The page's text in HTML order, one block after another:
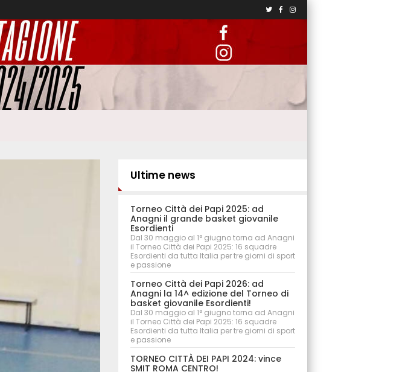
Ultime news
Torneo Città dei Papi 2025: ad
Anagni il grande basket giovanile
Esordienti
Dal 30 maggio al 1° giugno torna ad Anagni
il Torneo Città dei Papi 2025: 16 squadre
Esordienti da tutta Italia per tre giorni di sport
e passione
Torneo Città dei Papi 2026: ad
Anagni la 14^ edizione del Torneo di
basket giovanile Esordienti!
Dal 30 maggio al 1° giugno torna ad Anagni
il Torneo Città dei Papi 2025: 16 squadre
Esordienti da tutta Italia per tre giorni di sport
e passione
TORNEO CITTÀ DEI PAPI 2024: vince
SMIT ROMA CENTRO!